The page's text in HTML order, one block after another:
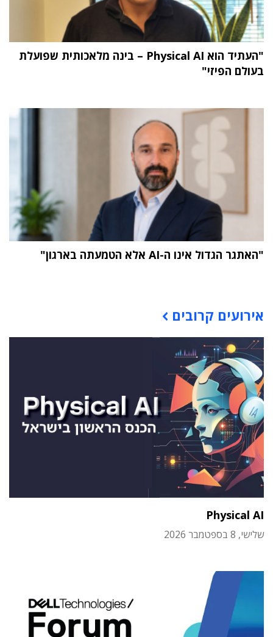
"העתיד הוא Physical AI – בינה מלאכותית שפועלת
בעולם הפיזי"
"האתגר הגדול אינו ה-AI אלא הטמעתה בארגון"
אירועים קרובים
Physical AI
שלישי, 8 בספטמבר 2026